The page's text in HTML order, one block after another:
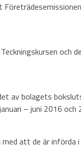
och
av bolagets
– juni 2016 och
att de är införda i